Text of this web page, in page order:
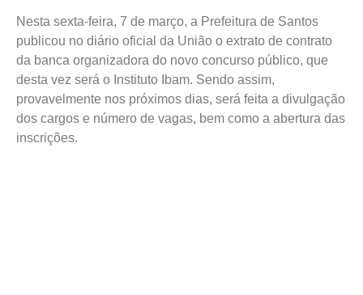
Nesta sexta-feira, 7 de março, a Prefeitura de Santos
publicou no diário oficial da União o extrato de contrato
da banca organizadora do novo concurso público, que
desta vez será o Instituto Ibam. Sendo assim,
provavelmente nos próximos dias, será feita a divulgação
dos cargos e número de vagas, bem como a abertura das
inscrições.